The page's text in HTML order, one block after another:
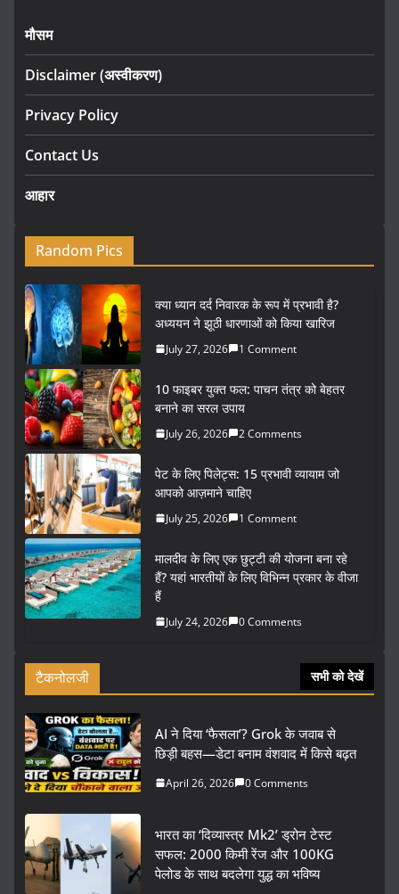
मौसम
Disclaimer (अस्वीकरण)
Privacy Policy
Contact Us
आहार
Random Pics
क्या ध्यान दर्द निवारक के रूप में प्रभावी है?
अध्ययन ने झूठी धारणाओं को किया खारिज
July 27, 2026 1 Comment
10 फाइबर युक्त फल: पाचन तंत्र को बेहतर
बनाने का सरल उपाय
July 26, 2026 2 Comments
पेट के लिए पिलेट्स: 15 प्रभावी व्यायाम जो
आपको आज़माने चाहिए
July 25, 2026 1 Comment
मालदीव के लिए एक छुट्टी की योजना बना रहे
हैं? यहां भारतीयों के लिए विभिन्न प्रकार के वीजा
हैं
July 24, 2026 0 Comments
टैकनोलजी सभी को देखें
AI ने दिया ‘फैसला’? Grok के जवाब से
छिड़ी बहस—डेटा बनाम वंशवाद में किसे बढ़त
April 26, 2026 0 Comments
भारत का ‘दिव्यास्त्र Mk2’ ड्रोन टेस्ट
सफल: 2000 किमी रेंज और 100KG
पेलोड के साथ बदलेगा युद्ध का भविष्य